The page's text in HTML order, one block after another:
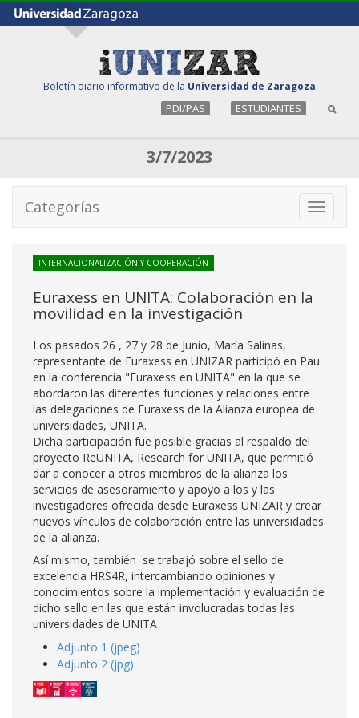
Boletín diario informativo de la Universidad de Zaragoza
PDI/PAS ESTUDIANTES
3/7/2023
Toggle
Categorías
INTERNACIONALIZACIÓN Y COOPERACIÓN
Euraxess en UNITA: Colaboración en la
movilidad en la investigación
Los pasados 26 , 27 y 28 de Junio, María Salinas,
representante de Euraxess en UNIZAR participó en Pau
en la conferencia "Euraxess en UNITA" en la que se
abordaron las diferentes funciones y relaciones entre
las delegaciones de Euraxess de la Alianza europea de
universidades, UNITA.
Dicha participación fue posible gracias al respaldo del
proyecto ReUNITA, Research for UNITA, que permitió
dar a conocer a otros miembros de la alianza los
servicios de asesoramiento y apoyo a los y las
investigadores ofrecida desde Euraxess UNIZAR y crear
nuevos vínculos de colaboración entre las universidades
de la alianza.
Así mismo, también se trabajó sobre el sello de
excelencia HRS4R, intercambiando opiniones y
conocimientos sobre la implementación y evaluación de
dicho sello en las que están involucradas todas las
universidades de UNITA
Adjunto 1 (jpeg)
Adjunto 2 (jpg)